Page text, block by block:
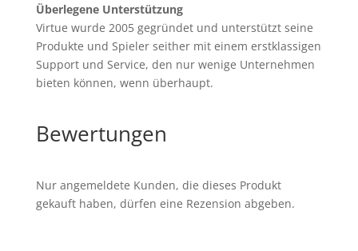
Überlegene Unterstützung
Virtue wurde 2005 gegründet und unterstützt seine
Produkte und Spieler seither mit einem erstklassigen
Support und Service, den nur wenige Unternehmen
bieten können, wenn überhaupt.
Bewertungen
Nur angemeldete Kunden, die dieses Produkt
gekauft haben, dürfen eine Rezension abgeben.